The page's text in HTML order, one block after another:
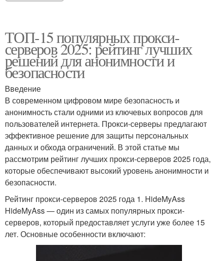
ТОП-15 популярных прокси-
серверов 2025: рейтинг лучших
решений для анонимности и
безопасности
Введение
В современном цифровом мире безопасность и
анонимность стали одними из ключевых вопросов для
пользователей интернета. Прокси-серверы предлагают
эффективное решение для защиты персональных
данных и обхода ограничений. В этой статье мы
рассмотрим рейтинг лучших прокси-серверов 2025 года,
которые обеспечивают высокий уровень анонимности и
безопасности.
Рейтинг прокси-серверов 2025 года 1. HideMyAss
HideMyAss — один из самых популярных прокси-
серверов, который предоставляет услуги уже более 15
лет. Основные особенности включают: